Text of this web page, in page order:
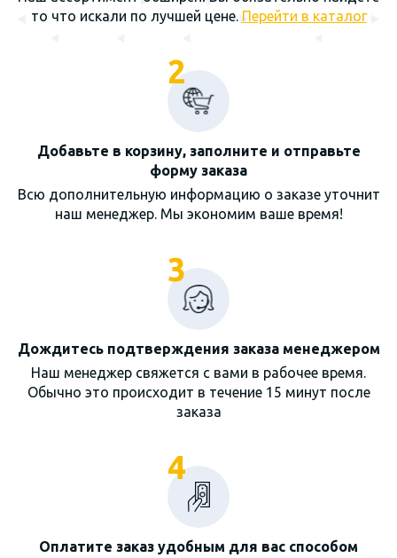
то что искали по лучшей цене. Перейти в каталог
2
Добавьте в корзину, заполните и отправьте
форму заказа
Всю дополнительную информацию о заказе уточнит
наш менеджер. Мы экономим ваше время!
3
Дождитесь подтверждения заказа менеджером
Наш менеджер свяжется с вами в рабочее время.
Обычно это происходит в течение 15 минут после
заказа
4
Оплатите заказ удобным для вас способом